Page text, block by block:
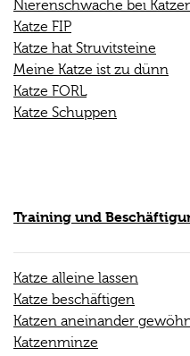
Nierenschwäche bei
Katze FIP
Katze hat Struvitsteine
Meine Katze ist zu dünn
Katze FORL
Katze Schuppen
Training und
Katze alleine lassen
Katze beschäftigen
Katzen aneinander
Katzenminze